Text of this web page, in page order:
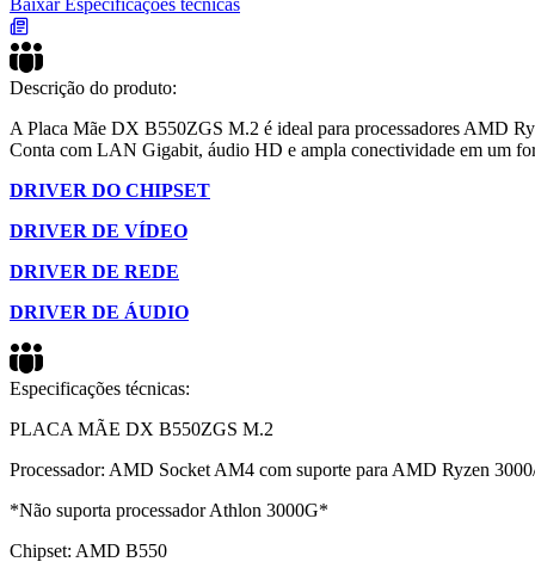
Descrição do produto:
A Placa Mãe DX B550ZGS M.2 é ideal para processadores AMD
Conta com LAN Gigabit, áudio HD e ampla conectividade em um
DRIVER DO CHIPSET
DRIVER DE VÍDEO
DRIVER DE REDE
DRIVER DE ÁUDIO
Especificações técnicas:
PLACA MÃE DX B550ZGS M.2
Processador: AMD Socket AM4 com suporte para AMD Ryzen
*Não suporta processador Athlon 3000G*
Chipset: AMD B550